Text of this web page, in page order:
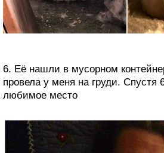
6. Её нашли в мусорном
провела у меня на груди. Спустя
любимое место